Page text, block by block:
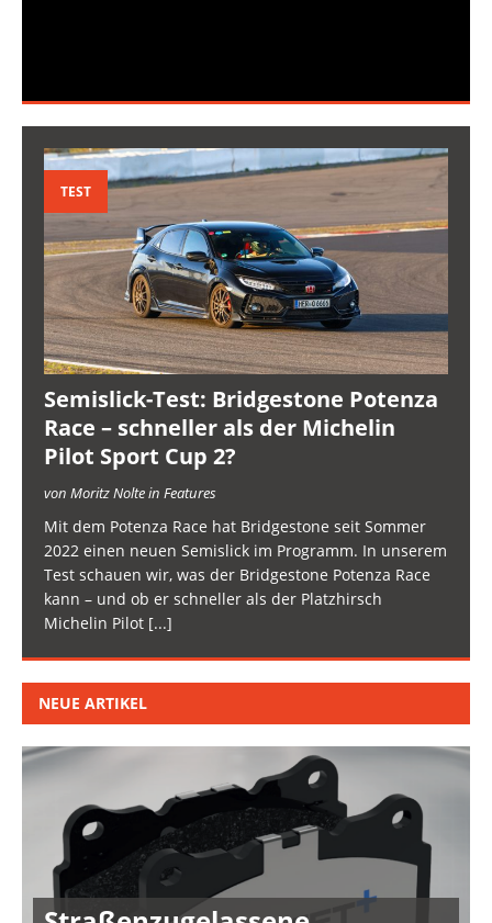
TEST
Semislick-Test: Bridgestone Potenza
Race – schneller als der Michelin
Pilot Sport Cup 2?
von Moritz Nolte in Features
Mit dem Potenza Race hat Bridgestone seit Sommer
2022 einen neuen Semislick im Programm. In unserem
Test schauen wir, was der Bridgestone Potenza Race
kann – und ob er schneller als der Platzhirsch
Michelin Pilot [...]
NEUE ARTIKEL